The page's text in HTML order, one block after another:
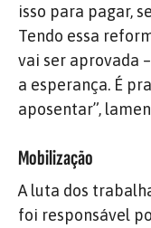
isso para pagar,
Tendo essa
vai ser aprovada
a esperança. É
aposentar”,
Mobilização
A luta dos
foi responsável